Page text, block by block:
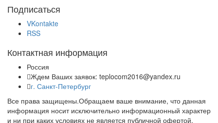
Подписаться
VKontakte
RSS
Контактная информация
Россия
Ждем Ваших заявок: teplocom2016@yandex.ru
г. Санкт-Петербург
Все права защищены.Обращаем ваше внимание, что данная
информация носит исключительно информационный характер
и ни при каких условиях не является публичной офертой,